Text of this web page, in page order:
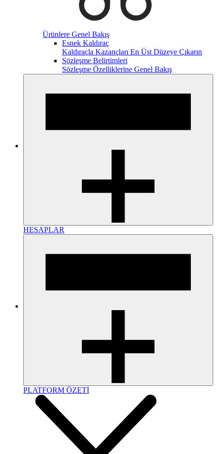
Ürünlere Genel Bakış
Esnek Kaldıraç
Kaldıraçla Kazançları En Üst Düzeye Çıkarın
Sözleşme Belirtimleri
Sözleşme Özelliklerine Genel Bakış
HESAPLAR
PLATFORM ÖZETİ